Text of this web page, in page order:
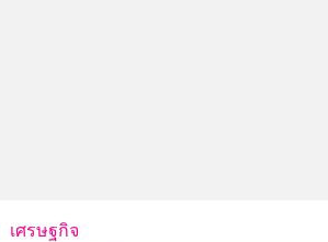
เศรษฐกิจ